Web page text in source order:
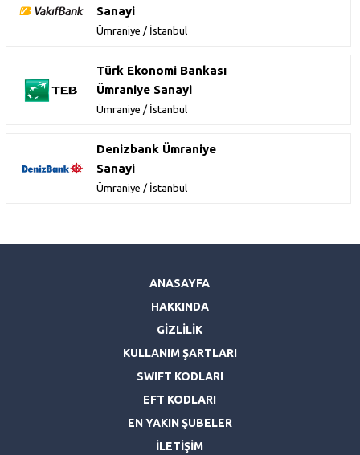
Sanayi
Ümraniye / İstanbul
Türk Ekonomi Bankası
Ümraniye Sanayi
Ümraniye / İstanbul
Denizbank Ümraniye
Sanayi
Ümraniye / İstanbul
ANASAYFA
HAKKINDA
GİZLİLİK
KULLANIM ŞARTLARI
SWIFT KODLARI
EFT KODLARI
EN YAKIN ŞUBELER
İLETİŞİM